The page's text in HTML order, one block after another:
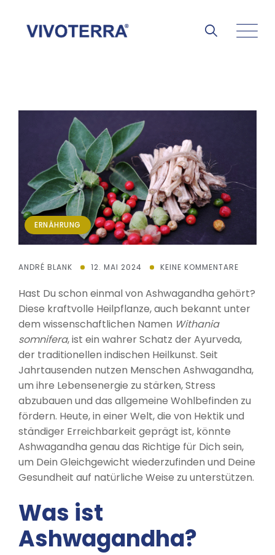
ERNÄHRUNG
ANDRÉ BLANK 12. MAI 2024 KEINE KOMMENTARE
Hast Du schon einmal von Ashwagandha gehört?
Diese kraftvolle Heilpflanze, auch bekannt unter
dem wissenschaftlichen Namen Withania
somnifera, ist ein wahrer Schatz der Ayurveda,
der traditionellen indischen Heilkunst. Seit
Jahrtausenden nutzen Menschen Ashwagandha,
um ihre Lebensenergie zu stärken, Stress
abzubauen und das allgemeine Wohlbefinden zu
fördern. Heute, in einer Welt, die von Hektik und
ständiger Erreichbarkeit geprägt ist, könnte
Ashwagandha genau das Richtige für Dich sein,
um Dein Gleichgewicht wiederzufinden und Deine
Gesundheit auf natürliche Weise zu unterstützen.
Was ist
Ashwagandha?